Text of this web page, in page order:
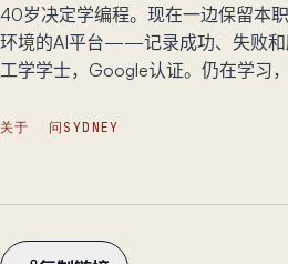
40岁决定学编程。现在一边保留本
环境的AI平台——记录成功、失败和
工学学士，Google认证。仍在学习，
关于 问SYDNEY